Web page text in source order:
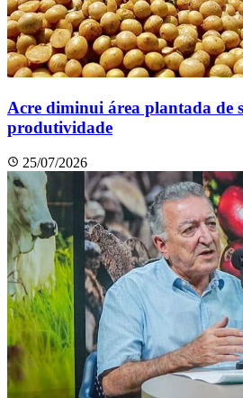
Acre diminui área plantada de
produtividade
25/07/2026